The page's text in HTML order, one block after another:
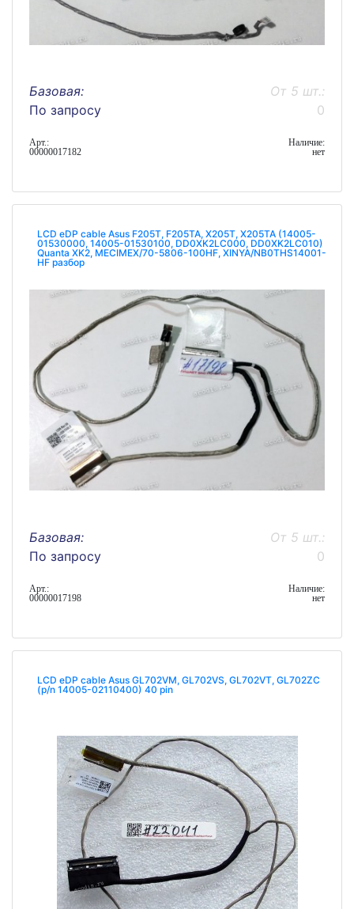
Базовая:
По запросу
От 5 шт.:
0
Арт.:
00000017182
Наличие:
нет
LCD eDP cable Asus F205T, F205TA, X205T, X205TA (14005-
01530000, 14005-01530100, DD0XK2LC000, DD0XK2LC010)
Quanta XK2, MECIMEX/70-5806-100HF, XINYA/NB0THS14001-
HF разбор
Базовая:
По запросу
От 5 шт.:
0
Арт.:
00000017198
Наличие:
нет
LCD eDP cable Asus GL702VM, GL702VS, GL702VT, GL702ZC
(p/n 14005-02110400) 40 pin